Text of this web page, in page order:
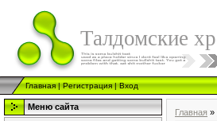
Талдомские
Главная|Регистрация|Вход
Меню сайта
Главная »